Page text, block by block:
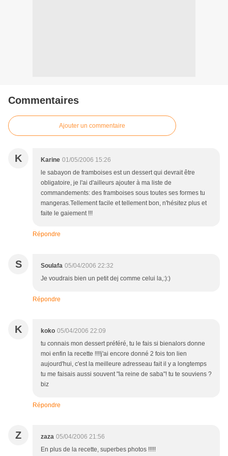
Commentaires
Ajouter un commentaire
K Karine 01/05/2006 15:26
le sabayon de framboises est un dessert qui devrait être
obligatoire, je l'ai d'ailleurs ajouter à ma liste de
commandements: des framboises sous toutes ses formes tu
mangeras.Tellement facile et tellement bon, n'hésitez plus et
faite le gaiement !!!
Répondre
S Soulafa 05/04/2006 22:32
Je voudrais bien un petit dej comme celui la,:):)
Répondre
K koko 05/04/2006 22:09
tu connais mon dessert préféré, tu le fais si bienalors donne
moi enfin la recette !!!!j'ai encore donné 2 fois ton lien
aujourd'hui, c'est la meilleure adresseau fait il y a longtemps
tu me faisais aussi souvent "la reine de saba"! tu te souviens ?
biz
Répondre
Z zaza 05/04/2006 21:56
En plus de la recette, superbes photos !!!!!